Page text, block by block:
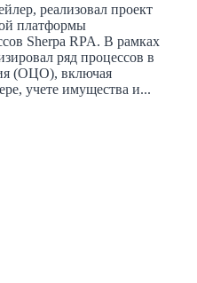
реализовал проект
платформы
Sherpa RPA. В рамках
ряд процессов в
(ОЦО), включая
учете имущества и...